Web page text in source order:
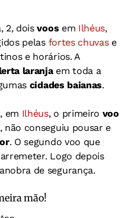
2, doisvoos em Ilhéus,
pelas fortes chuvas e
e horários. A
laranjaem toda a
cidades baianas.
em Ilhéus, o primeiro voo
não conseguiu pousar e
. O segundo voo que
Logo depois
de segurança.
mão!